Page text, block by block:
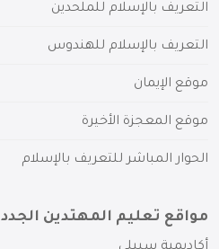
التعريف بالإسلام للملحدين
التعريف بالإسلام للهندوس
موقع الإيمان
موقع المعجزة الأخيرة
الحوار المباشر للتعريف بالإسلام
مواقع تعليم المهتدين الجدد